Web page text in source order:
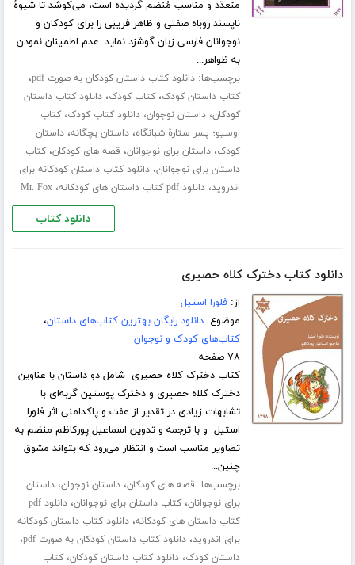
متعدّد و مناسب مُنضم گردیده است، می‌کوشد تا شیوۀ
ناپسند روباه صفتی و ظاهر فریبی را برای کودکان و
نوجوانان فارسی زبان گوشزد نماید. عدم اطمینان نمودن
به ظواهر...
برچسب‌ها:دانلود کتاب داستان کودکان به صورت pdf ،
کتاب داستان کودک،کتاب کودک،دانلود کتاب داستان
کودکان،داستان نوجوان،دانلود کتاب کودک،کتاب
اوسیو؛ پسر ستارۀ شبانگاه،داستان بچگانه،داستان
کودک،داستان برای نوجوانان، قصه های کودکان،کتاب
داستان برای نوجوانان،دانلود کتاب داستان کودکانه برای
اندروید،دانلود pdf کتاب داستان های کودکانه ،Mr. Fox
دانلود کتاب
دانلود کتاب دخترک کلاه حصیری
از:فلورا استیل
موضوع:دانلود رایگان بهترین کتاب‌های داستان،
کتاب‌های کودک و نوجوان
۷۸ صفحه
کتاب دخترک کلاه حصیری شامل دو داستان با عناوین
دخترک کلاه حصیری و دخترک پوستین گربه‌ای با
تشابهات زیادی در تقدیر از عفت و پاکدامنی اثر فلورا
استیل و با ترجمه و تدوین اسماعیل پورکاظم منضم به
تصاویر مناسب است و انتظار می‌رود که بتواند مشوق
چنین...
برچسب‌ها: قصه های کودکان،داستان نوجوان،داستان
برای نوجوانان،کتاب داستان برای نوجوانان،
دانلود pdf
کتاب داستان های کودکانه،دانلود کتاب داستان کودکانه
برای اندروید،دانلود کتاب داستان کودکان به صورت pdf ،
داستان کودک،دانلود کتاب داستان کودکان،کتاب